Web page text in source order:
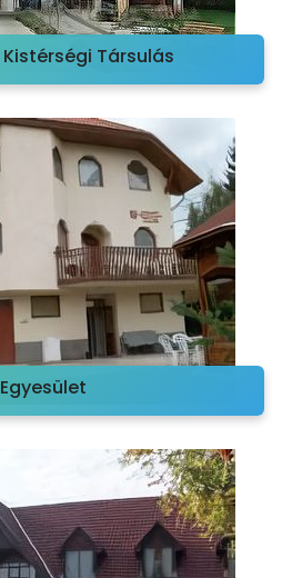
Társulás
Egyesület